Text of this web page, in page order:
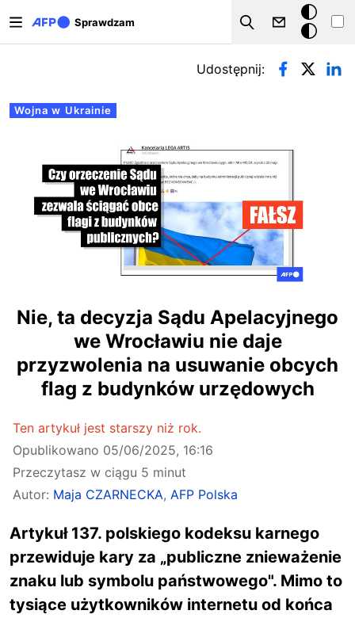
Sprawdzam
Szukaj
Tryb
ciemny
Zakładki podstawowe
Wojna w Ukrainie
Udostępnij:
Nie, ta decyzja Sądu Apelacyjnego
we Wrocławiu nie daje
przyzwolenia na usuwanie obcych
flag z budynków urzędowych
Ten artykuł jest starszy niż rok.
Opublikowano 05/06/2025, 16:16
Przeczytasz w ciągu 5 minut
Autor: Maja CZARNECKA, AFP Polska
Artykuł 137. polskiego kodeksu karnego
przewiduje kary za „publiczne znieważenie
znaku lub symbolu państwowego". Mimo to
tysiące użytkowników internetu od końca